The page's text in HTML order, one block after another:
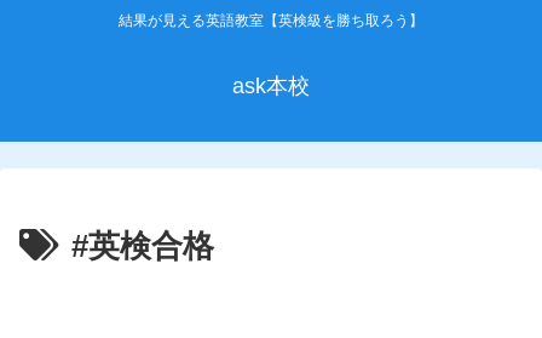
結果が見える英語教室【英検級を勝ち取ろう】
ask本校
#英検合格